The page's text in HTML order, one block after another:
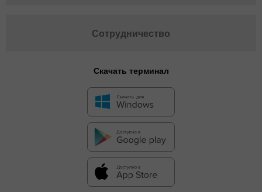
Сотрудничество
Скачать терминал